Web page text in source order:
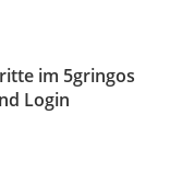
im 5gringos
Login